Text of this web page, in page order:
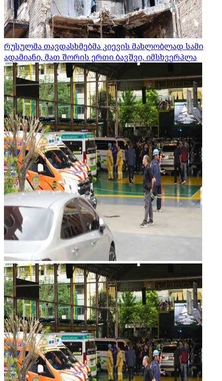
რუსულმა თავდასხმებმა კიევის მახლობლად სამი
ადამიანი, მათ შორის ერთი ბავშვი, იმსხვერპლა